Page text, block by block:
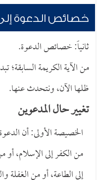
خصائص الدعوة إلى
ثانياً: خصائص الدعوة.
من الآية الكريمة
ظلها الآن، ونتحدث عنها.
تغيير حال المدعوين
الخصيصة الأولى: أن
من الكفر إلى الإسلام،
إلى الطاعة، أو من الغفلة